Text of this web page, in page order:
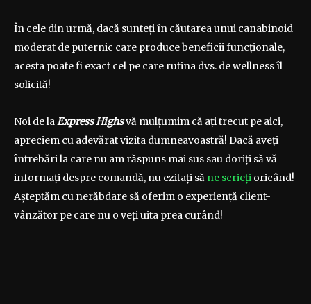
În cele din urmă, dacă sunteți în căutarea unui canabinoid
moderat de puternic care produce beneficii funcționale,
acesta poate fi exact cel pe care rutina dvs. de wellness îl
solicită!
Noi de laExpress Highsvă mulțumim că ați trecut pe aici,
apreciem cu adevărat vizita dumneavoastră! Dacă aveți
întrebări la care nu am răspuns mai sus sau doriți să vă
informați despre comandă, nu ezitați să ne scrieți oricând!
Așteptăm cu nerăbdare să oferim o experiență client-
vânzător pe care nu o veți uita prea curând!